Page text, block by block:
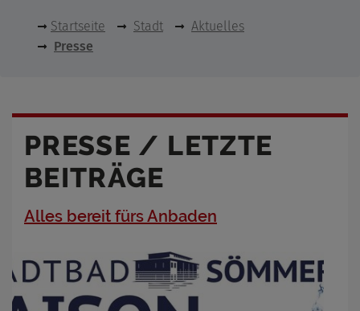
Startseite Stadt
Aktuelles
Presse
PRESSE / LETZTE
BEITRÄGE
Alles bereit fürs Anbaden